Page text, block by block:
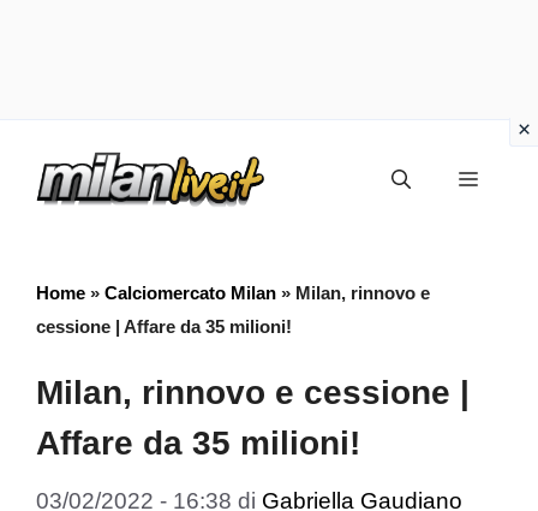
Menu
Home » Calciomercato Milan » Milan, rinnovo e
cessione | Affare da 35 milioni!
Milan, rinnovo e cessione |
Affare da 35 milioni!
03/02/2022 - 16:38 di Gabriella Gaudiano